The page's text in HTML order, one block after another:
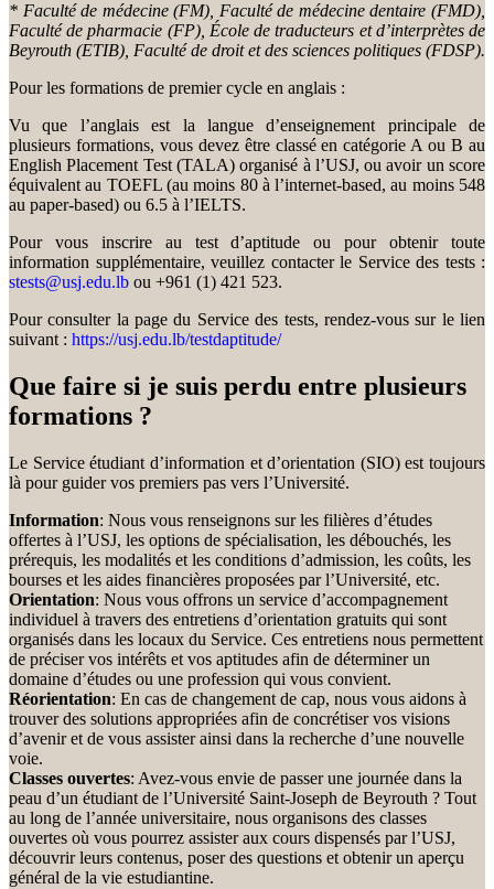
* Faculté de médecine (FM), Faculté de médecine dentaire (FMD),
Faculté de pharmacie (FP), École de traducteurs et d’interprètes de
Beyrouth (ETIB), Faculté de droit et des sciences politiques (FDSP).
Pour les formations de premier cycle en anglais :
Vu que l’anglais est la langue d’enseignement principale de
plusieurs formations, vous devez être classé en catégorie A ou B au
English Placement Test (TALA) organisé à l’USJ, ou avoir un score
équivalent au TOEFL (au moins 80 à l’internet-based, au moins 548
au paper-based) ou 6.5 à l’IELTS.
Pour vous inscrire au test d’aptitude ou pour obtenir toute
information supplémentaire, veuillez contacter le Service des tests :
stests@usj.edu.lb ou +961 (1) 421 523.
Pour consulter la page du Service des tests, rendez-vous sur le lien
suivant : https://usj.edu.lb/testdaptitude/
Que faire si je suis perdu entre plusieurs
formations ?
Le Service étudiant d’information et d’orientation (SIO) est toujours
là pour guider vos premiers pas vers l’Université.
Information: Nous vous renseignons sur les filières d’études
offertes à l’USJ, les options de spécialisation, les débouchés, les
prérequis, les modalités et les conditions d’admission, les coûts, les
bourses et les aides financières proposées par l’Université, etc.
Orientation: Nous vous offrons un service d’accompagnement
individuel à travers des entretiens d’orientation gratuits qui sont
organisés dans les locaux du Service. Ces entretiens nous permettent
de préciser vos intérêts et vos aptitudes afin de déterminer un
domaine d’études ou une profession qui vous convient.
Réorientation: En cas de changement de cap, nous vous aidons à
trouver des solutions appropriées afin de concrétiser vos visions
d’avenir et de vous assister ainsi dans la recherche d’une nouvelle
voie.
Classes ouvertes: Avez-vous envie de passer une journée dans la
peau d’un étudiant de l’Université Saint-Joseph de Beyrouth ? Tout
au long de l’année universitaire, nous organisons des classes
ouvertes où vous pourrez assister aux cours dispensés par l’USJ,
découvrir leurs contenus, poser des questions et obtenir un aperçu
général de la vie estudiantine.